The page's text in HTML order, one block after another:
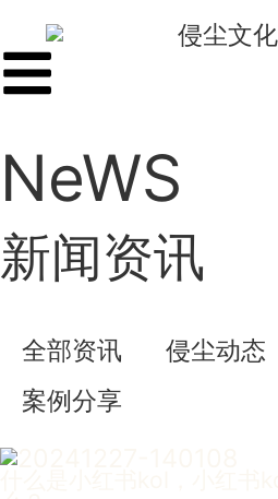
NeWS
新闻资讯
全部资讯 侵尘动态
案例分享